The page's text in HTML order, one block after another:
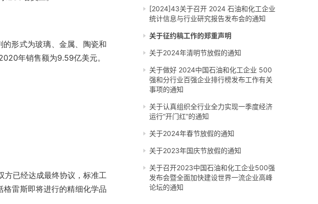
形式为玻璃、金属、陶瓷和
年销售额为9.59亿美元。
方已经达成最终协议，标准工
雷斯即将进行的精细化学品
[2024]43关于召开 2024 石油和化工企业
统计信息与行业研究报告发布会的通知
关于征约稿工作的郑重声明
关于2024年清明节放假的通知
关于做好 2024中国石油和化工企业 500
强和分行业百强企业排行榜发布工作有关
事项的通知
关于认真组织全行业全力实现一季度经济
运行“开门红”的通知
关于2024年春节放假的通知
关于2023年国庆节放假的通知
关于召开2023中国石油和化工企业500强
发布会暨全面加快建设世界一流企业高峰
论坛的通知